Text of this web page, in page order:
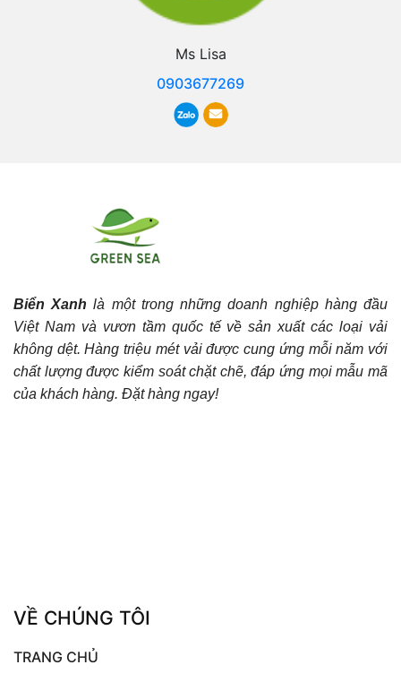
Ms Lisa
0903677269
Biển Xanhlà một trong những doanh nghiệp hàng đầu
Việt Nam và vươn tầm quốc tế về sản xuất các loại vải
không dệt. Hàng triệu mét vải được cung ứng mỗi năm với
chất lượng được kiểm soát chặt chẽ, đáp ứng mọi mẫu mã
của khách hàng. Đặt hàng ngay!
VỀ CHÚNG TÔI
TRANG CHỦ